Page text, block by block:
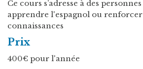
Ce cours s’adresse à des
apprendre l'espagnol ou
connaissances
Prix
400€ pour l'année